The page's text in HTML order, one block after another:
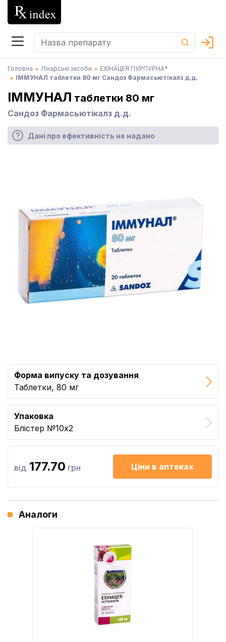
Головна Лікарські засоби
ЕХІНАЦЕЯ ПУРПУРНА*
ІММУНАЛ таблетки 80 мг Сандоз Фармасьютікалз д.д.
ІММУНАЛ таблетки 80 мг
Сандоз Фармасьютікалз д.д.
Дані про ефективність не надано
Форма випуску та дозування
Таблетки, 80 мг
Упаковка
Блістер №10x2
від 177.70 грн Ціни в аптеках
Аналоги